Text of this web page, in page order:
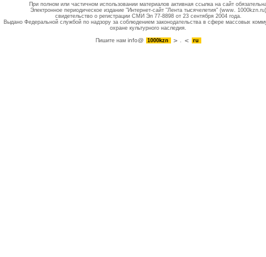
При полном или частичном использовании материалов активная ссылка на сайт
Электронное периодическое издание "Интернет-сайт "Лента тысячелетия" (www. 1000kzn.ru)
свидетельство о регистрации СМИ Эл 77-8898 от 23 сентября 2004 года.
Выдано Федеральной службой по надзору за соблюдением законодательства в сфере массовых
охране культурного наследия.
Пишите намinfo@ 1000kzn . ru